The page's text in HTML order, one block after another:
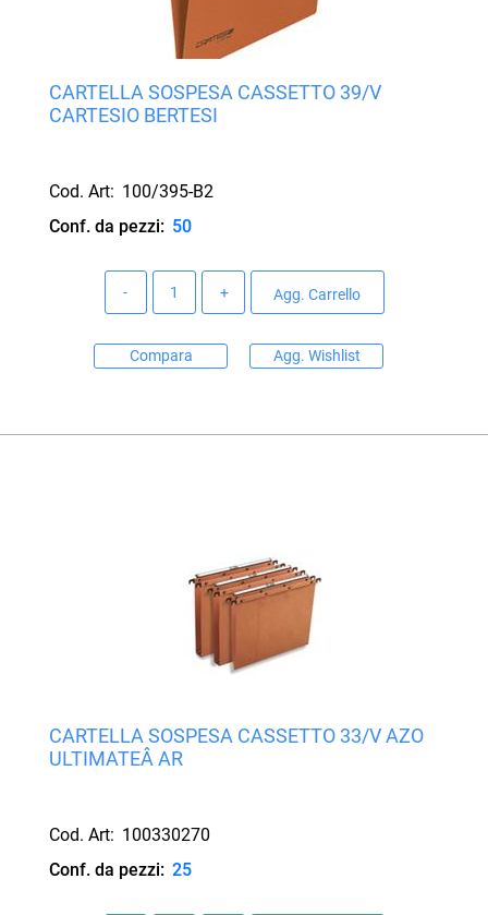
CARTELLA SOSPESA CASSETTO 39/V
CARTESIO BERTESI
Cod. Art: 100/395-B2
Conf. da pezzi: 50
Agg. Carrello
Compara Agg. Wishlist
CARTELLA SOSPESA CASSETTO 33/V AZO
ULTIMATEÂ AR
Cod. Art: 100330270
Conf. da pezzi: 25